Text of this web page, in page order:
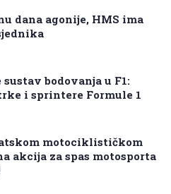
dana agonije, HMS ima
bodovanja u F1:
i sprintere Formule 1
motociklističkom
akcija za spas motosporta